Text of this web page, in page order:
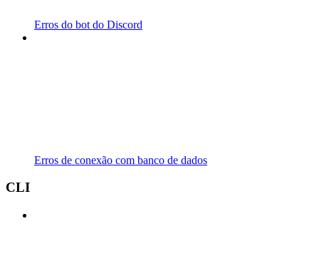
Erros do bot do Discord
Erros de conexão com banco de dados
CLI